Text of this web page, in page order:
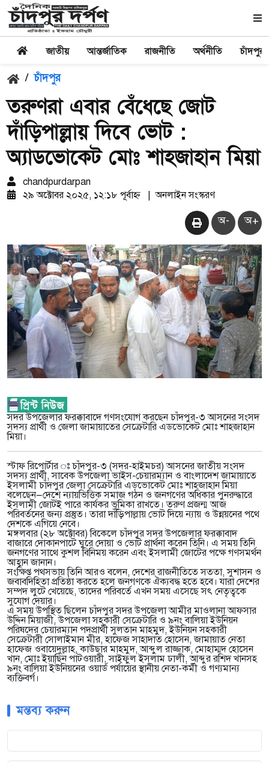
জাতীয় আন্তর্জাতিক রাজনীতি অর্থনীতি চাঁদপুর
/ চাঁদপুর
তরুণরা এবার বেঁধেছে জোট
দাঁড়িপাল্লায় দিবে ভোট :
অ্যাডভোকেট মোঃ শাহজাহান মিয়া
chandpurdarpan
২৯ অক্টোবর ২০২৫, ১২:১৮ পূর্বাহ্ন
অনলাইন সংস্করণ
অ- অ+
সদর উপজেলার ফরক্কাবাদে গণসংযোগ করছেন চাঁদপুর-৩ আসনের সংসদ
সদস্য প্রার্থী ও জেলা জামায়াতের সেক্রেটারি এডভোকেট মোঃ শাহজাহান
মিয়া।
স্টাফ রিপোর্টার ঃ চাঁদপুর-৩ (সদর-হাইমচর) আসনের জাতীয় সংসদ
সদস্য প্রার্থী, সাবেক উপজেলা ভাইস-চেয়ারম্যান ও বাংলাদেশ জামায়াতে
ইসলামী চাঁদপুর জেলা সেক্রেটারি এডভোকেট মোঃ শাহজাহান মিয়া
বলেছেন—দেশে ন্যায়ভিত্তিক সমাজ গঠন ও জনগণের অধিকার পুনরুদ্ধারে
ইসলামী জোটই পারে কার্যকর ভূমিকা রাখতে। তরুণ প্রজন্ম আজ
পরিবর্তনের জন্য প্রস্তুত। তারা দাঁড়িপাল্লায় ভোট দিয়ে ন্যায় ও উন্নয়নের পথে
দেশকে এগিয়ে নেবে।
মঙ্গলবার (২৮ অক্টোবর) বিকেলে চাঁদপুর সদর উপজেলার ফরক্কাবাদ
বাজারে দোকানপাটে ঘুরে দোয়া ও ভোট প্রার্থনা করেন তিনি। এ সময় তিনি
জনগণের সাথে কুশল বিনিময় করেন এবং ইসলামী জোটের পক্ষে গণসমর্থন
আহ্বান জানান।
সংক্ষিপ্ত পথসভায় তিনি আরও বলেন, দেশের রাজনীতিতে সততা, সুশাসন ও
জবাবদিহিতা প্রতিষ্ঠা করতে হলে জনগণকে ঐক্যবদ্ধ হতে হবে। যারা দেশের
সম্পদ লুটে খেয়েছে, তাদের পরিবর্তে এখন সময় এসেছে সৎ নেতৃত্বকে
সুযোগ দেয়ার।
এ সময় উপস্থিত ছিলেন চাঁদপুর সদর উপজেলা আমীর মাওলানা আফসার
উদ্দিন মিয়াজী, উপজেলা সহকারী সেক্রেটারি ও ৯নং বালিয়া ইউনিয়ন
পরিষদের চেয়ারম্যান পদপ্রার্থী সুলতান মাহমুদ, ইউনিয়ন সহকারী
সেক্রেটারী সোলাইমান মীর, হাফেজ সাহাদাত হোসেন, জামায়াত নেতা
হাফেজ ওবায়েদুল্লাহ, কাউছার মাহমুদ, আব্দুল রাজ্জাক, মোহাম্মদ হোসেন
খান, মোঃ ইয়াছিন পাটওয়ারী, সাইফুল ইসলাম ঢালী, আব্দুর রশিদ খানসহ
৯নং বালিয়া ইউনিয়নের ওয়ার্ড পর্যায়ের স্থানীয় নেতা-কর্মী ও গণ্যমান্য
ব্যক্তিবর্গ।
মন্তব্য করুন